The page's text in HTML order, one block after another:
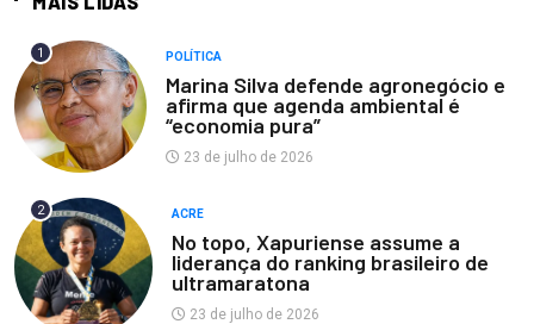
1 POLÍTICA
Marina Silva defende agronegócio e
afirma que agenda ambiental é
“economia pura”
23 de julho de 2026
2 ACRE
No topo, Xapuriense assume a
liderança do ranking brasileiro de
ultramaratona
23 de julho de 2026